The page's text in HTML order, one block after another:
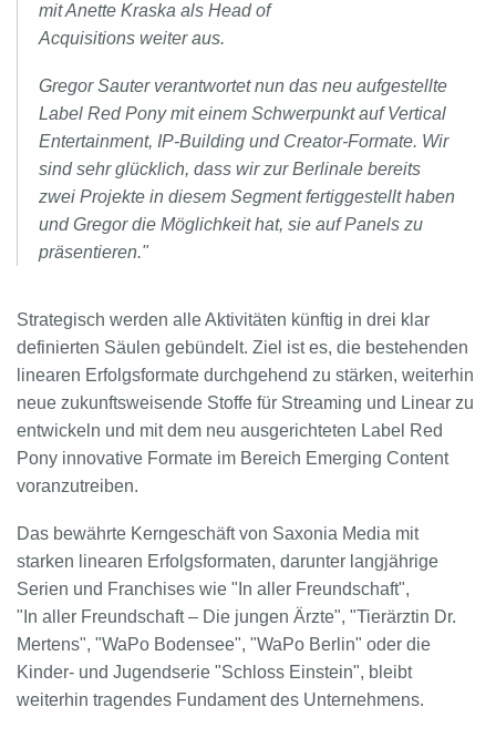
mit Anette Kraska als Head of
Acquisitions weiter aus.
Gregor Sauter verantwortet nun das neu aufgestellte
Label Red Pony mit einem Schwerpunkt auf Vertical
Entertainment, IP-Building und Creator-Formate. Wir
sind sehr glücklich, dass wir zur Berlinale bereits
zwei Projekte in diesem Segment fertiggestellt haben
und Gregor die Möglichkeit hat, sie auf Panels zu
präsentieren."
Strategisch werden alle Aktivitäten künftig in drei klar
definierten Säulen gebündelt. Ziel ist es, die bestehenden
linearen Erfolgsformate durchgehend zu stärken, weiterhin
neue zukunftsweisende Stoffe für Streaming und Linear zu
entwickeln und mit dem neu ausgerichteten Label Red
Pony innovative Formate im Bereich Emerging Content
voranzutreiben.
Das bewährte Kerngeschäft von Saxonia Media mit
starken linearen Erfolgsformaten, darunter langjährige
Serien und Franchises wie "In aller Freundschaft",
"In aller Freundschaft – Die jungen Ärzte", "Tierärztin Dr.
Mertens", "WaPo Bodensee", "WaPo Berlin" oder die
Kinder- und Jugendserie "Schloss Einstein", bleibt
weiterhin tragendes Fundament des Unternehmens.